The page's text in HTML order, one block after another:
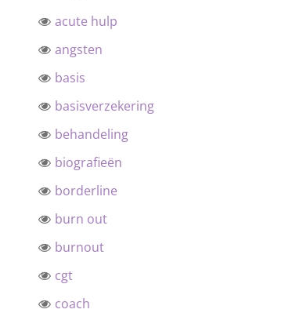
acute hulp
angsten
basis
basisverzekering
behandeling
biografieën
borderline
burn out
burnout
cgt
coach